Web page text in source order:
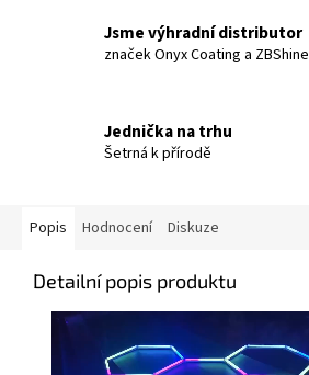
Jsme výhradní distributor
značek Onyx Coating a ZBShine
Jednička na trhu
Šetrná k přírodě
Popis Hodnocení Diskuze
Detailní popis produktu